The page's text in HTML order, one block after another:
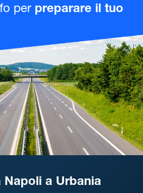
per preparare il tuo
Napoli a Urbania